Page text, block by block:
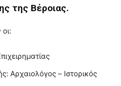
της Βέροιας.
Αρχαιολόγος – Ιστορικός